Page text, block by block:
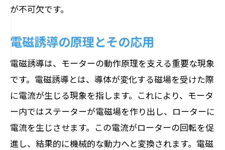
が不可欠です。
電磁誘導の原理とその応用
電磁誘導は、モーターの動作原理を支える重要な現象
です。電磁誘導とは、導体が変化する磁場を受けた際
に電流が生じる現象を指します。これにより、モータ
ー内ではステーターが電磁場を作り出し、ローターに
電流を生じさせます。この電流がローターの回転を促
進し、結果的に機械的な動力へと変換されます。電磁